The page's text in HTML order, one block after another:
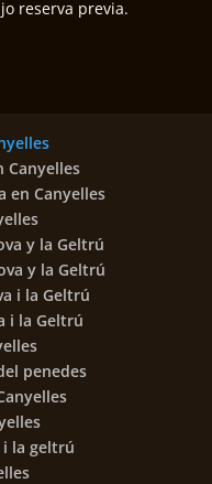
reserva previa.
Canyelles
en Canyelles
y la Geltrú
y la Geltrú
i la Geltrú
i la Geltrú
penedes
i la geltrú